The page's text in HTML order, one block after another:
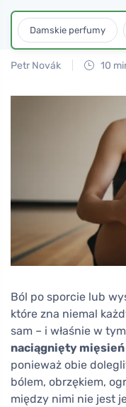
Damskie perfumy
Petr Novák 10
Ból po sporcie lub
które zna niemal
sam – i właśnie w
naciągnięty
ponieważ obie
bólem, obrzękiem,
między nimi nie jest